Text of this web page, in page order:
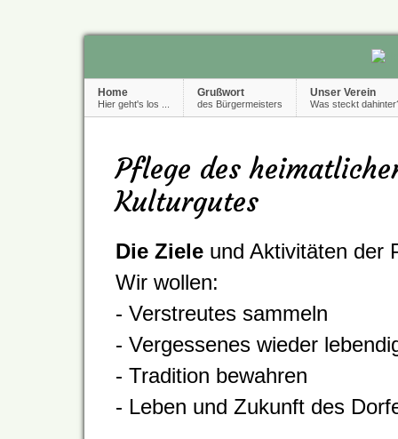
Home
Hier geht's los ...
Grußwort
des Bürgermeisters
Unser Verein
Was steckt
Pflege des
Kulturgutes
Die Ziele und Aktivitäten der
Wir wollen:
- Verstreutes sammeln
- Vergessenes wieder
- Tradition bewahren
- Leben und Zukunft des